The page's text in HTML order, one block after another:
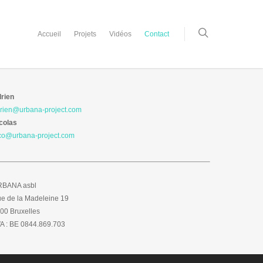
Accueil Projets Vidéos Contact
project.com
project.com
asbl
de la Madeleine 19
Bruxelles
: BE 0844.869.703